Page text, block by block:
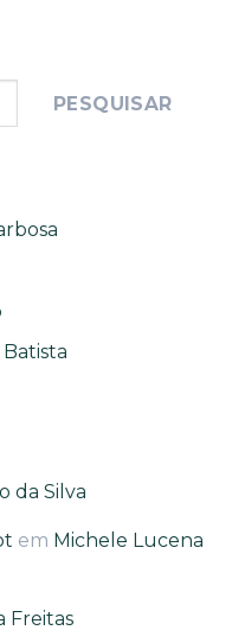
PESQUISAR
da Silva
em Michele Lucena
Freitas